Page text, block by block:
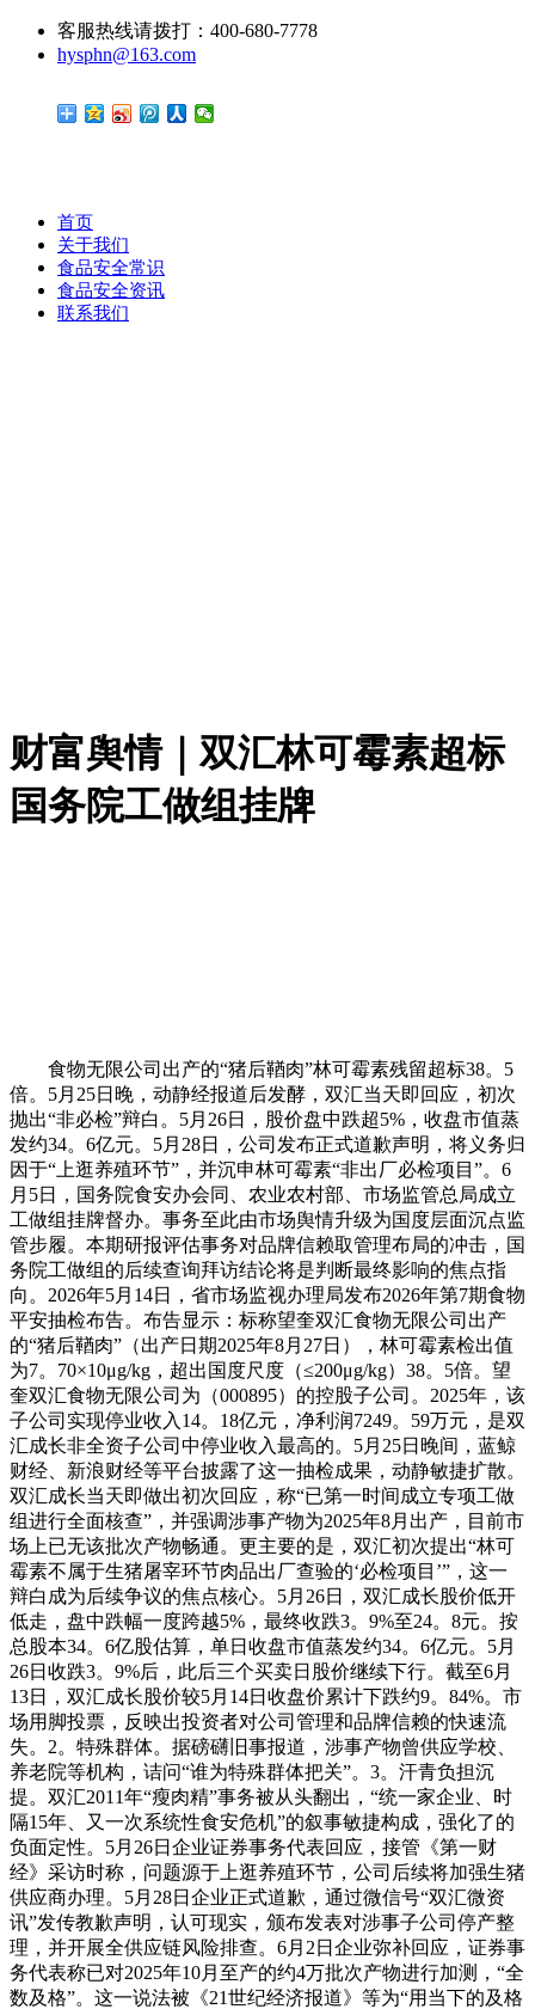
客服热线请拨打：400-680-7778
hysphn@163.com
首页
关于我们
食品安全常识
食品安全资讯
联系我们
财富舆情｜双汇林可霉素超标
国务院工做组挂牌
食物无限公司出产的“猪后鞧肉”林可霉素残留超标38。5
倍。5月25日晚，动静经报道后发酵，双汇当天即回应，初次
抛出“非必检”辩白。5月26日，股价盘中跌超5%，收盘市值蒸
发约34。6亿元。5月28日，公司发布正式道歉声明，将义务归
因于“上逛养殖环节”，并沉申林可霉素“非出厂必检项目”。6
月5日，国务院食安办会同、农业农村部、市场监管总局成立
工做组挂牌督办。事务至此由市场舆情升级为国度层面沉点监
管步履。本期研报评估事务对品牌信赖取管理布局的冲击，国
务院工做组的后续查询拜访结论将是判断最终影响的焦点指
向。2026年5月14日，省市场监视办理局发布2026年第7期食物
平安抽检布告。布告显示：标称望奎双汇食物无限公司出产
的“猪后鞧肉”（出产日期2025年8月27日），林可霉素检出值
为7。70×10μg/kg，超出国度尺度（≤200μg/kg）38。5倍。望
奎双汇食物无限公司为（000895）的控股子公司。2025年，该
子公司实现停业收入14。18亿元，净利润7249。59万元，是双
汇成长非全资子公司中停业收入最高的。5月25日晚间，蓝鲸
财经、新浪财经等平台披露了这一抽检成果，动静敏捷扩散。
双汇成长当天即做出初次回应，称“已第一时间成立专项工做
组进行全面核查”，并强调涉事产物为2025年8月出产，目前市
场上已无该批次产物畅通。更主要的是，双汇初次提出“林可
霉素不属于生猪屠宰环节肉品出厂查验的‘必检项目’”，这一
辩白成为后续争议的焦点核心。5月26日，双汇成长股价低开
低走，盘中跌幅一度跨越5%，最终收跌3。9%至24。8元。按
总股本34。6亿股估算，单日收盘市值蒸发约34。6亿元。5月
26日收跌3。9%后，此后三个买卖日股价继续下行。截至6月
13日，双汇成长股价较5月14日收盘价累计下跌约9。84%。市
场用脚投票，反映出投资者对公司管理和品牌信赖的快速流
失。2。特殊群体。据磅礴旧事报道，涉事产物曾供应学校、
养老院等机构，诘问“谁为特殊群体把关”。3。汗青负担沉
提。双汇2011年“瘦肉精”事务被从头翻出，“统一家企业、时
隔15年、又一次系统性食安危机”的叙事敏捷构成，强化了的
负面定性。5月26日企业证券事务代表回应，接管《第一财
经》采访时称，问题源于上逛养殖环节，公司后续将加强生猪
供应商办理。5月28日企业正式道歉，通过微信号“双汇微资
讯”发传教歉声明，认可现实，颁布发表对涉事子公司停产整
理，并开展全供应链风险排查。6月2日企业弥补回应，证券事
务代表称已对2025年10月至产的约4万批次产物进行加测，“全
数及格”。这一说法被《21世纪经济报道》等为“用当下的及格